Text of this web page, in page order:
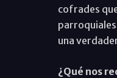
cofrades
una
¿Qué nos